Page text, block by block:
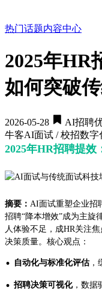
热门话题内容中心
2025年HR
如何突破
2026-05-28
AI招聘
牛客AI面试 / 校招数字
2025年HR招聘提效
摘要： AI面试重塑企业招
招聘“降本增效”成为主旋
人体验不足，成HR关注
决策质量。核心观点：
· 自动化与标准化评估，
· 招聘决策可视化，数据